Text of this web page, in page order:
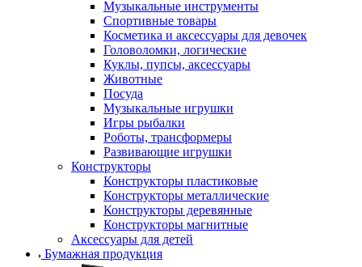
Музыкальные инструменты
Спортивные товары
Косметика и аксессуары для девочек
Головоломки, логические
Куклы, пупсы, аксессуары
Животные
Посуда
Музыкальные игрушки
Игры рыбалки
Роботы, трансформеры
Развивающие игрушки
Конструкторы
Конструкторы пластиковые
Конструкторы металлические
Конструкторы деревянные
Конструкторы магнитные
Аксессуары для детей
Бумажная продукция